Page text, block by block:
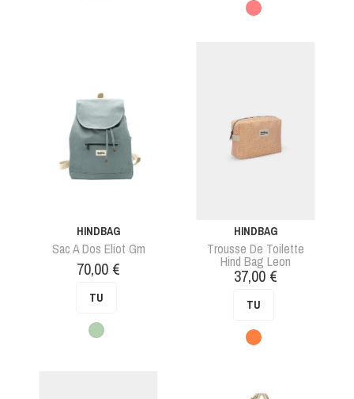
Rose
HINDBAG
Sac A Dos Eliot Gm
Prix
70,00 €
TU
Vert
HINDBAG
Trousse De Toilette
Hind Bag Leon
Prix
37,00 €
TU
Orange